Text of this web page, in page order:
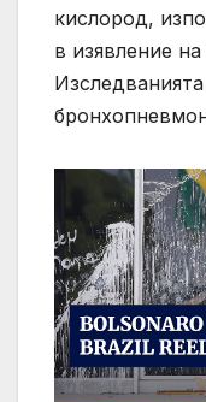
кислород,
в изявление